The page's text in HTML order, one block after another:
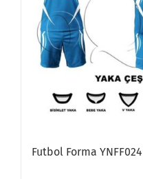
Futbol Forma YNFF024